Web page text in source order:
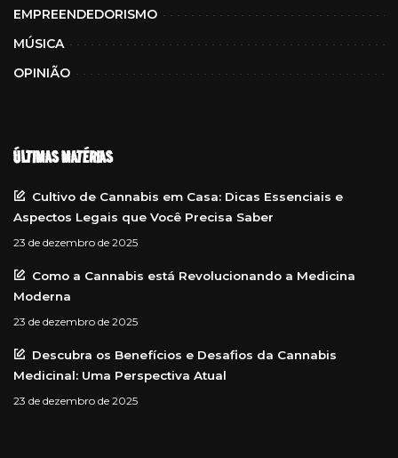
EMPREENDEDORISMO
MÚSICA
OPINIÃO
ÚLTIMAS MATÉRIAS
Cultivo de Cannabis em Casa: Dicas Essenciais e
Aspectos Legais que Você Precisa Saber
23 de dezembro de 2025
Como a Cannabis está Revolucionando a Medicina
Moderna
23 de dezembro de 2025
Descubra os Benefícios e Desafios da Cannabis
Medicinal: Uma Perspectiva Atual
23 de dezembro de 2025